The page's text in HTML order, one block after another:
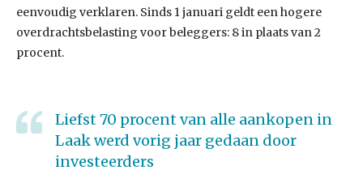
eenvoudig verklaren. Sinds 1 januari geldt een hogere
overdrachtsbelasting voor beleggers: 8 in plaats van 2
procent.
Liefst 70 procent van alle aankopen in
Laak werd vorig jaar gedaan door
investeerders